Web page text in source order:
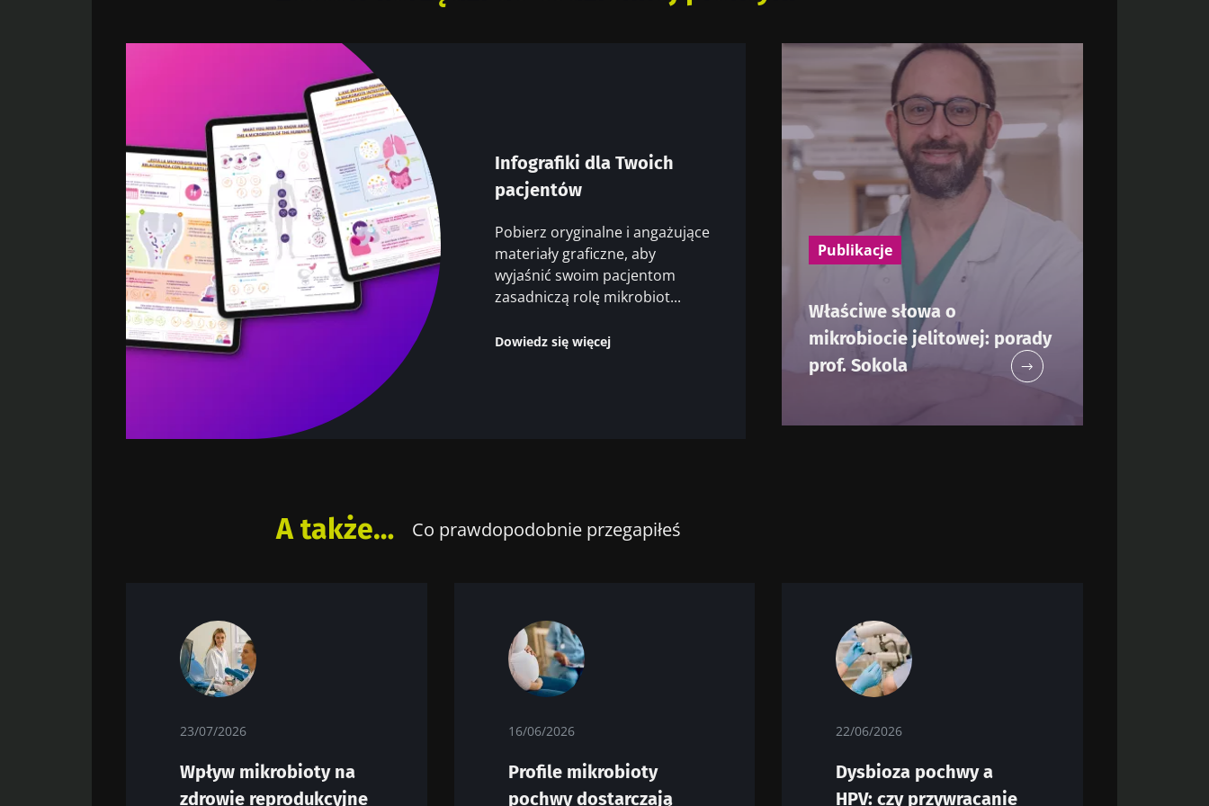
Infografiki dla Twoich
pacjentów
Pobierz oryginalne i angażujące
materiały graficzne, aby
wyjaśnić swoim pacjentom
zasadniczą rolę mikrobiot...
Dowiedz się więcej
Publikacje
Właściwe słowa o
mikrobiocie jelitowej: porady
prof. Sokola
A także… Co prawdopodobnie przegapiłeś
23/07/2026
Wpływ mikrobioty na
zdrowie reprodukcyjne
16/06/2026
Profile mikrobioty
pochwy dostarczają
22/06/2026
Dysbioza pochwy a
HPV: czy przywracanie